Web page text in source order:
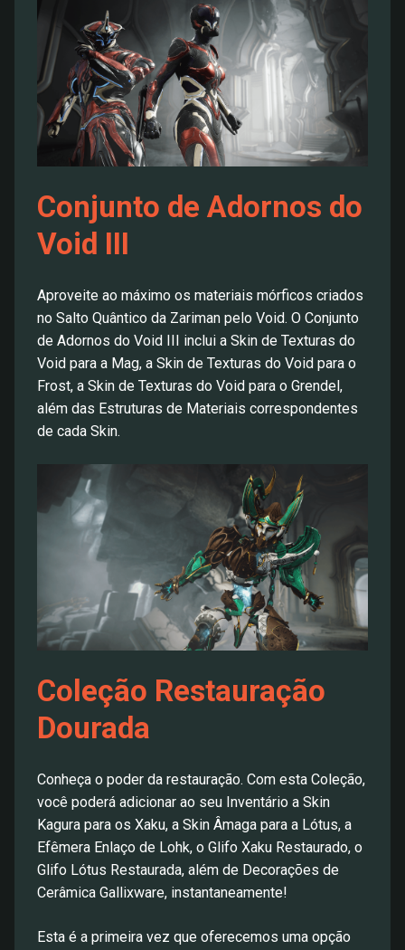
Conjunto de Adornos do
Void III
Aproveite ao máximo os materiais mórficos criados
no Salto Quântico da Zariman pelo Void. O Conjunto
de Adornos do Void III inclui a Skin de Texturas do
Void para a Mag, a Skin de Texturas do Void para o
Frost, a Skin de Texturas do Void para o Grendel,
além das Estruturas de Materiais correspondentes
de cada Skin.
Coleção Restauração
Dourada
Conheça o poder da restauração. Com esta Coleção,
você poderá adicionar ao seu Inventário a Skin
Kagura para os Xaku, a Skin Âmaga para a Lótus, a
Efêmera Enlaço de Lohk, o Glifo Xaku Restaurado, o
Glifo Lótus Restaurada, além de Decorações de
Cerâmica Gallixware, instantaneamente!
Esta é a primeira vez que oferecemos uma opção